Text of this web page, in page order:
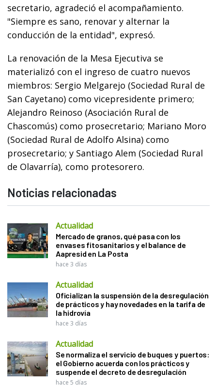
secretario, agradeció el acompañamiento.
"Siempre es sano, renovar y alternar la
conducción de la entidad", expresó.
La renovación de la Mesa Ejecutiva se
materializó con el ingreso de cuatro nuevos
miembros: Sergio Melgarejo (Sociedad Rural de
San Cayetano) como vicepresidente primero;
Alejandro Reinoso (Asociación Rural de
Chascomús) como prosecretario; Mariano Moro
(Sociedad Rural de Adolfo Alsina) como
prosecretario; y Santiago Alem (Sociedad Rural
de Olavarría), como protesorero.
Noticias relacionadas
Actualidad
Mercado de granos, qué pasa con los
envases fitosanitarios y el balance de
Aapresid en La Posta
hace 3 días
Actualidad
Oficializan la suspensión de la desregulación
de prácticos y hay novedades en la tarifa de
la hidrovía
hace 3 días
Actualidad
Se normaliza el servicio de buques y puertos:
el Gobierno acuerda con los prácticos y
suspende el decreto de desregulación
hace 5 días